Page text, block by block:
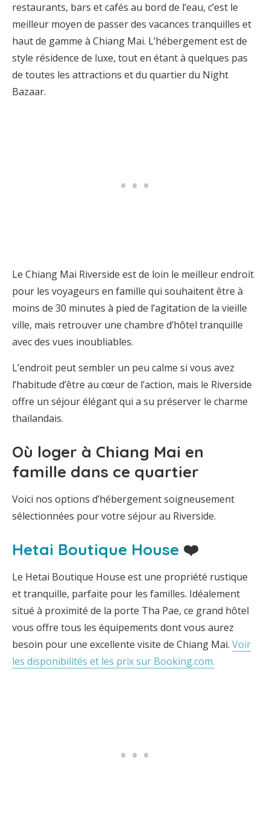
restaurants, bars et cafés au bord de l’eau, c’est le
meilleur moyen de passer des vacances tranquilles et
haut de gamme à Chiang Mai. L’hébergement est de
style résidence de luxe, tout en étant à quelques pas
de toutes les attractions et du quartier du Night
Bazaar.
Le Chiang Mai Riverside est de loin le meilleur endroit
pour les voyageurs en famille qui souhaitent être à
moins de 30 minutes à pied de l’agitation de la vieille
ville, mais retrouver une chambre d’hôtel tranquille
avec des vues inoubliables.
L’endroit peut sembler un peu calme si vous avez
l’habitude d’être au cœur de l’action, mais le Riverside
offre un séjour élégant qui a su préserver le charme
thaïlandais.
Où loger à Chiang Mai en
famille dans ce quartier
Voici nos options d’hébergement soigneusement
sélectionnées pour votre séjour au Riverside.
Hetai Boutique House ❤️
Le Hetai Boutique House est une propriété rustique
et tranquille, parfaite pour les familles. Idéalement
situé à proximité de la porte Tha Pae, ce grand hôtel
vous offre tous les équipements dont vous aurez
besoin pour une excellente visite de Chiang Mai. Voir
les disponibilités et les prix sur Booking.com.